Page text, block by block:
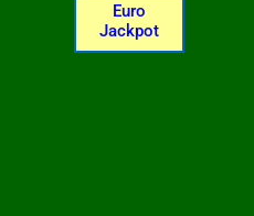
Euro
Jackpot